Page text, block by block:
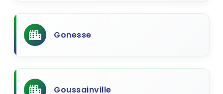
Gonesse
Goussainville